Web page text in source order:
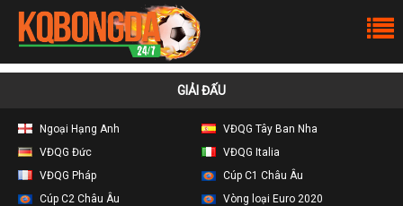
GIẢI ĐẤU
Ngoại Hạng Anh
VĐQG Tây Ban Nha
VĐQG Đức
VĐQG Italia
VĐQG Pháp
Cúp C1 Châu Âu
Cúp C2 Châu Âu
Vòng loại Euro 2020